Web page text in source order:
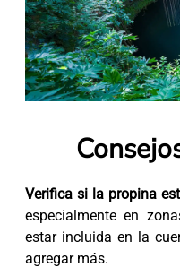
Verifica si la propina
especialmente en
estar incluida en la
agregar más.